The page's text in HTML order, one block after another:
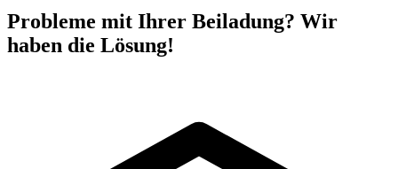
Probleme mit Ihrer Beiladung? Wir
haben die Lösung!